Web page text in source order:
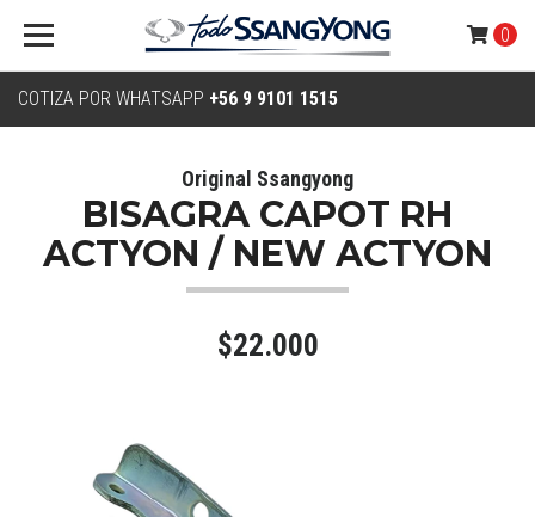
COTIZA POR WHATSAPP +56 9 9101 1515
0
Original Ssangyong
BISAGRA CAPOT RH
ACTYON / NEW ACTYON
$22.000